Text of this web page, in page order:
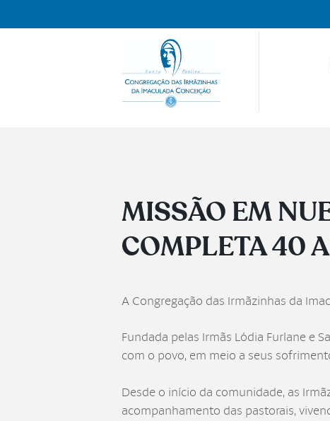
MISSÃO EM
COMPLETA 40
A Congregação das Irmãzinhas da
Fundada pelas Irmãs Lódia Furlane e
com o povo, em meio a seus
Desde o início da comunidade, as
acompanhamento das pastorais,